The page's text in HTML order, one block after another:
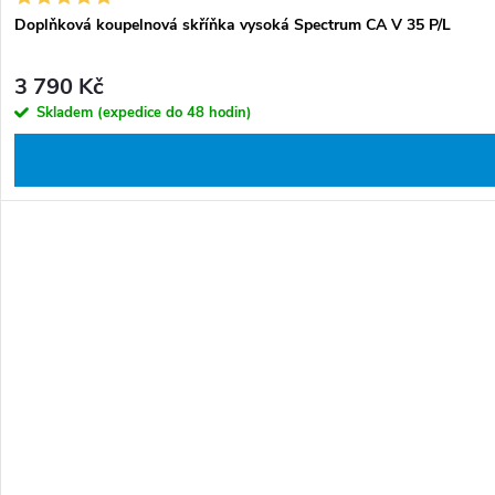
Doplňková koupelnová skříňka vysoká Spectrum CA V 35 P/L
3 790 Kč
Skladem (expedice do 48 hodin)